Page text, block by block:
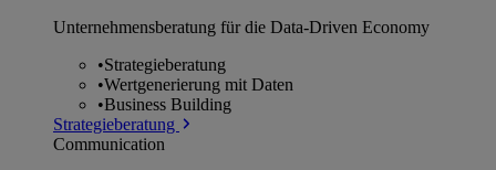
Unternehmens­beratung für die Data-Driven Economy
•Strategieberatung
•Wertgenerierung mit Daten
•Business Building
Strategieberatung
Communication